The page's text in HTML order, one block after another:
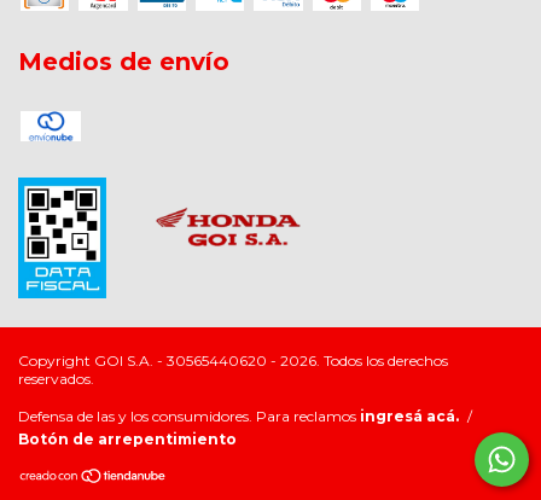
Medios de envío
Copyright GOI S.A. - 30565440620 - 2026. Todos los derechos
reservados.
Defensa de las y los consumidores. Para reclamos ingresá acá. /
Botón de arrepentimiento